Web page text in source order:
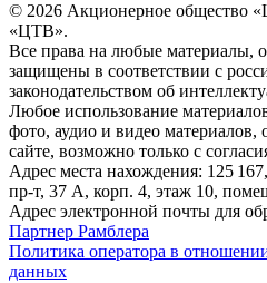
© 2026 Акционерное общество
«ЦТВ».
Все права на любые материалы,
защищены в соответствии с
законодательством об
Любое использование
фото, аудио и видео
сайте, возможно только с
Адрес места нахождения: 125
пр-т, 37 А, корп. 4, этаж 10,
Адрес электронной почты для
Партнер Рамблера
Политика оператора в
данных